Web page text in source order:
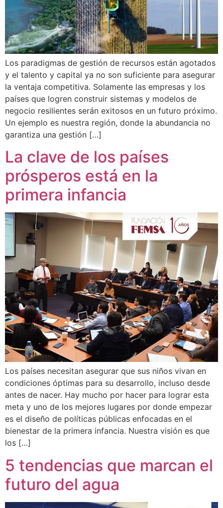
Los paradigmas de gestión de recursos están agotados
y el talento y capital ya no son suficiente para asegurar
la ventaja competitiva. Solamente las empresas y los
países que logren construir sistemas y modelos de
negocio resilientes serán exitosos en un futuro próximo.
Un ejemplo es nuestra región, donde la abundancia no
garantiza una gestión […]
La clave de los países
prósperos está en la
primera infancia
Los países necesitan asegurar que sus niños vivan en
condiciones óptimas para su desarrollo, incluso desde
antes de nacer. Hay mucho por hacer para lograr esta
meta y uno de los mejores lugares por donde empezar
es el diseño de políticas públicas enfocadas en el
bienestar de la primera infancia. Nuestra visión es que
los […]
5 tendencias que marcan el
futuro del agua